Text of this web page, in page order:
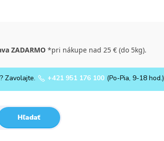
ZADARMO*pri nákupe nad 25 € (do 5kg).
Hľadať
Zavolajte. +421 951 176 100 (Po-Pia, 9-18 hod.)